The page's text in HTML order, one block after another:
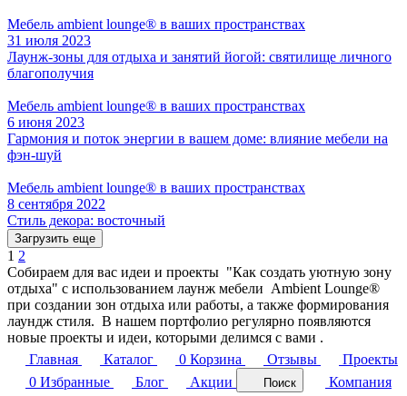
Мебель ambient lounge® в ваших пространствах
31 июля 2023
Лаунж-зоны для отдыха и занятий йогой: святилище личного
благополучия
Мебель ambient lounge® в ваших пространствах
6 июня 2023
Гармония и поток энергии в вашем доме: влияние мебели на
фэн-шуй
Мебель ambient lounge® в ваших пространствах
8 сентября 2022
Стиль декора: восточный
Загрузить еще
1 2
Собираем для вас идеи и проекты "Как создать уютную зону
отдыха" с использованием лаунж мебели Ambient Lounge®
при создании зон отдыха или работы, а также формирования
лаундж стиля. В нашем портфолио регулярно появляются
новые проекты и идеи, которыми делимся с вами .
Главная
Каталог 0 Корзина Отзывы
Проекты
0 Избранные Блог Акции Поиск
Компания